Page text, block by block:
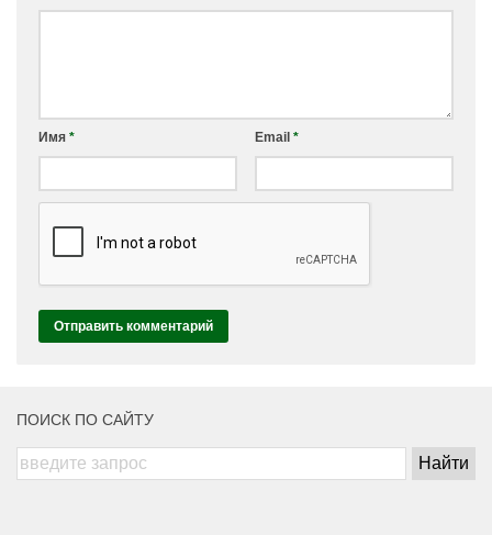
Имя * Email *
ПОИСК ПО САЙТУ